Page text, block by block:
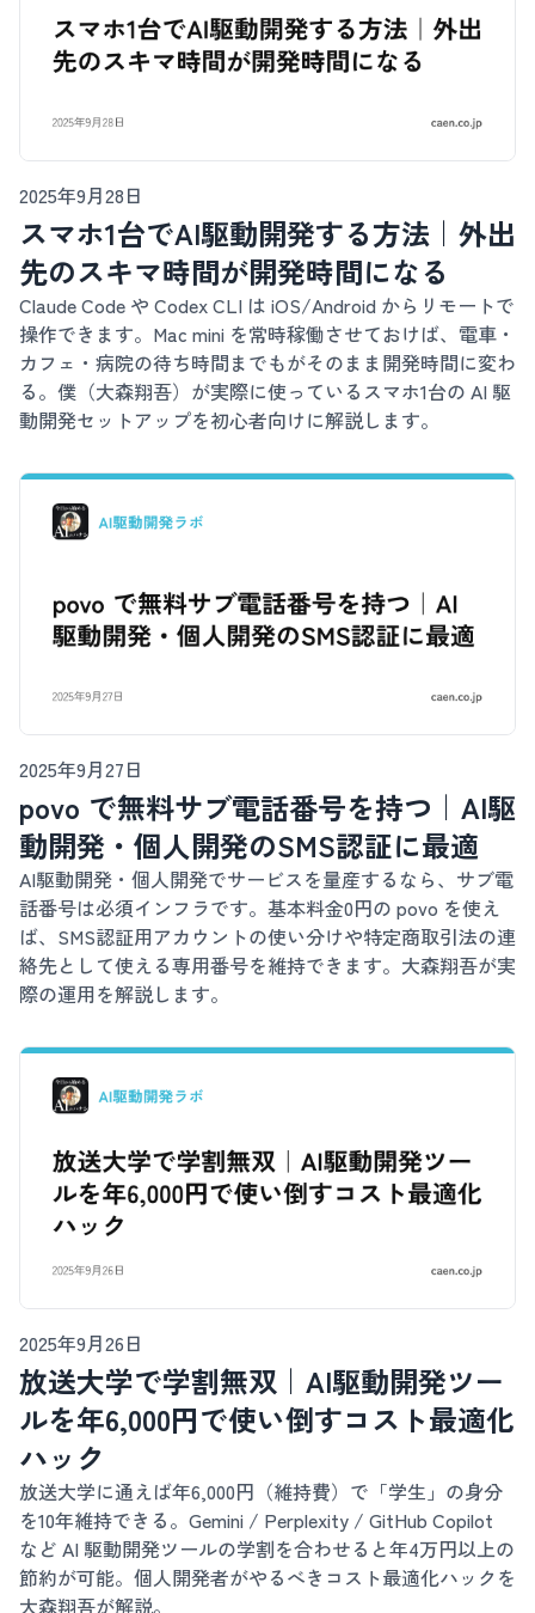
2025年9月28日
スマホ1台でAI駆動開発する方法｜外出
先のスキマ時間が開発時間になる
Claude Code や Codex CLI は iOS/Android からリモートで
操作できます。Mac mini を常時稼働させておけば、電車・
カフェ・病院の待ち時間までもがそのまま開発時間に変わ
る。僕（大森翔吾）が実際に使っているスマホ1台の AI 駆
動開発セットアップを初心者向けに解説します。
2025年9月27日
povo で無料サブ電話番号を持つ｜AI駆
動開発・個人開発のSMS認証に最適
AI駆動開発・個人開発でサービスを量産するなら、サブ電
話番号は必須インフラです。基本料金0円の povo を使え
ば、SMS認証用アカウントの使い分けや特定商取引法の連
絡先として使える専用番号を維持できます。大森翔吾が実
際の運用を解説します。
2025年9月26日
放送大学で学割無双｜AI駆動開発ツー
ルを年6,000円で使い倒すコスト最適化
ハック
放送大学に通えば年6,000円（維持費）で「学生」の身分
を10年維持できる。Gemini / Perplexity / GitHub Copilot
など AI 駆動開発ツールの学割を合わせると年4万円以上の
節約が可能。個人開発者がやるべきコスト最適化ハックを
大森翔吾が解説。